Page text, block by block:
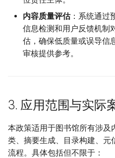
内容质量评估：系统通过
信息检测和用户反馈机制
估，确保低质量或误导信
审核提供参考。
3. 应用范围与实际
本政策适用于图书馆所有涉及
类、摘要生成、目录构建、元
流程。具体包括但不限于：